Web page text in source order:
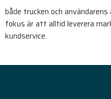
både trucken och
fokus är att alltid leverera
kundservice.